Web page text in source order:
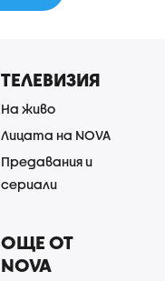
ТЕЛЕВИЗИЯ
На живо
Лицата на NOVA
Предавания и
сериали
ОЩЕ ОТ
NOVA